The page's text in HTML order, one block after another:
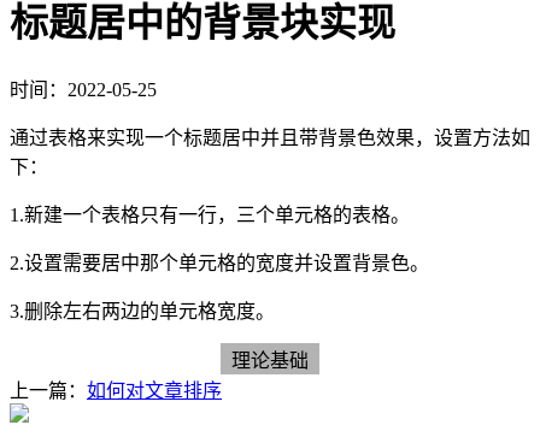
标题居中的背景块实现
时间：2022-05-25
通过表格来实现一个标题居中并且带背景色效果，设置方法如
下：
1.新建一个表格只有一行，三个单元格的表格。
2.设置需要居中那个单元格的宽度并设置背景色。
3.删除左右两边的单元格宽度。
理论基础
上一篇： 如何对文章排序